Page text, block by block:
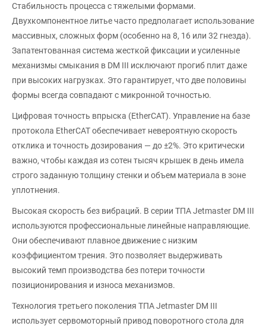
Стабильность процесса с тяжелыми формами.
Двухкомпонентное литье часто предполагает использование
массивных, сложных форм (особенно на 8, 16 или 32 гнезда).
Запатентованная система жесткой фиксации и усиленные
механизмы смыкания в DM III исключают прогиб плит даже
при высоких нагрузках. Это гарантирует, что две половины
формы всегда совпадают с микронной точностью.
Цифровая точность впрыска (EtherCAT). Управление на базе
протокола EtherCAT обеспечивает невероятную скорость
отклика и точность дозирования — до ±2%. Это критически
важно, чтобы каждая из сотен тысяч крышек в день имела
строго заданную толщину стенки и объем материала в зоне
уплотнения.
Высокая скорость без вибраций. В серии ТПА Jetmaster DM III
используются профессиональные линейные направляющие.
Они обеспечивают плавное движение с низким
коэффициентом трения. Это позволяет выдерживать
высокий темп производства без потери точности
позиционирования и износа механизмов.
Технология третьего поколения ТПА Jetmaster DM III
использует сервомоторный привод поворотного стола для